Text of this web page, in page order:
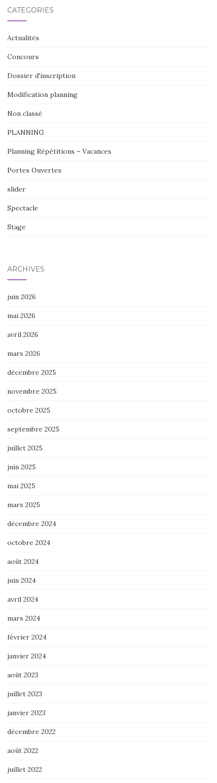
CATÉGORIES
Actualités
Concours
Dossier d'inscription
Modification planning
Non classé
PLANNING
Planning Répétitions – Vacances
Portes Ouvertes
slider
Spectacle
Stage
ARCHIVES
juin 2026
mai 2026
avril 2026
mars 2026
décembre 2025
novembre 2025
octobre 2025
septembre 2025
juillet 2025
juin 2025
mai 2025
mars 2025
décembre 2024
octobre 2024
août 2024
juin 2024
avril 2024
mars 2024
février 2024
janvier 2024
août 2023
juillet 2023
janvier 2023
décembre 2022
août 2022
juillet 2022